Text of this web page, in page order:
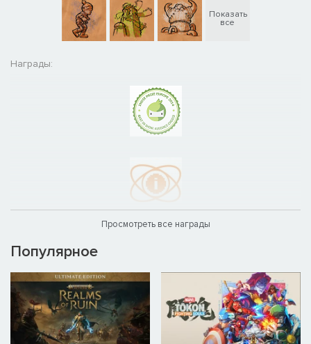
Показать
все
Награды:
Просмотреть все награды
Популярное